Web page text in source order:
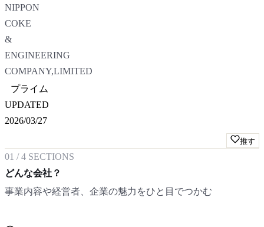
NIPPON
COKE
&
ENGINEERING
COMPANY,LIMITED
プライム
UPDATED
2026/03/27
推す
01 /4 SECTIONS
どんな会社？
事業内容や経営者、企業の魅力をひと目でつかむ